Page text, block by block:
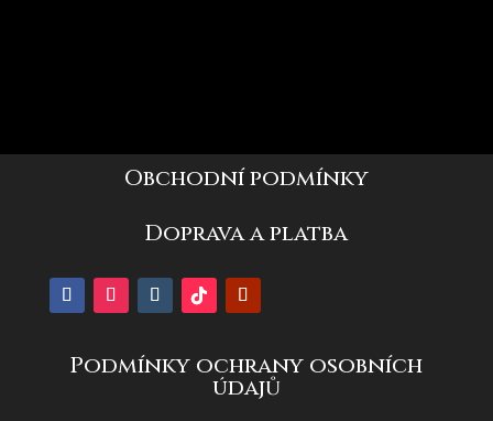
Obchodní podmínky
Doprava a platba
Podmínky ochrany osobních
údajů